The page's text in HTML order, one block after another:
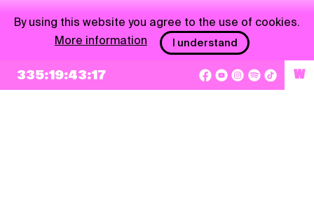
NEWSLETTER
335:19:43:17 W
By using this website you agree to the use of cookies.
More information
I understand